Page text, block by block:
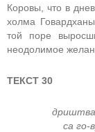
Коровы, что в
холма
той поре
неодолимое
ТЕКСТ 30
са го-